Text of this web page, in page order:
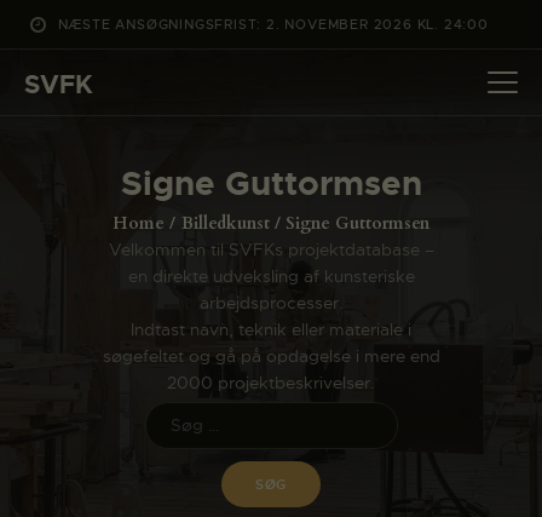
NÆSTE ANSØGNINGSFRIST: 2. NOVEMBER 2026 KL. 24:00
SVFK
Signe Guttormsen
Home Billedkunst Signe Guttormsen
Velkommen til SVFKs projektdatabase –
en direkte udveksling af kunsteriske
arbejdsprocesser.
Indtast navn, teknik eller materiale i
søgefeltet og gå på opdagelse i mere end
2000 projektbeskrivelser.
DET SKER
PROJEKTER
CHANNEL
ANSØG
OM SVFK
ENGLISH